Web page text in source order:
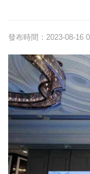
發布時間：2023-08-16